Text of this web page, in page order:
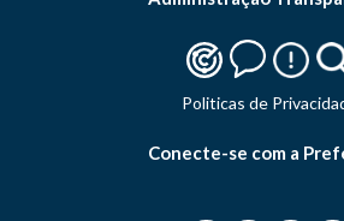
Politicas de
Conecte-se com a